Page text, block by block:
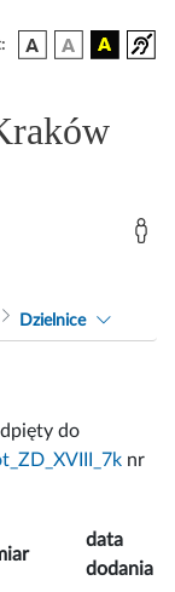
Dzielnice
do
nr
data
dodania